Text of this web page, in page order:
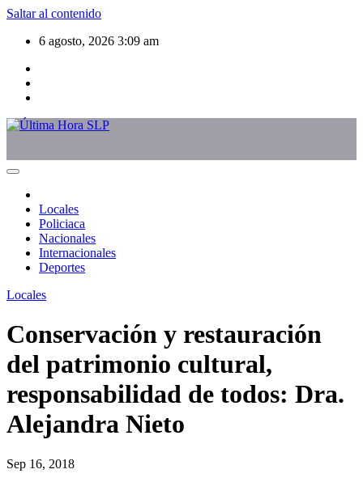
Saltar al contenido
6 agosto, 2026 3:09 am
Locales
Policiaca
Nacionales
Internacionales
Deportes
Locales
Conservación y restauración
del patrimonio cultural,
responsabilidad de todos: Dra.
Alejandra Nieto
Sep 16, 2018